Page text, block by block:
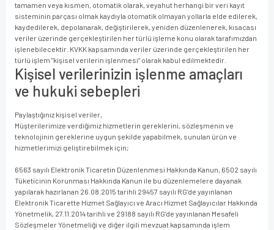
tamamen veya kısmen, otomatik olarak, veyahut herhangi bir veri kayıt
sisteminin parçası olmak kaydıyla otomatik olmayan yollarla elde edilerek,
kaydedilerek, depolanarak, değiştirilerek, yeniden düzenlenerek, kısacası
veriler üzerinde gerçekleştirilen her türlü işleme konu olarak tarafımızdan
işlenebilecektir. KVKK kapsamında veriler üzerinde gerçekleştirilen her
türlü işlem "kişisel verilerin işlenmesi” olarak kabul edilmektedir.
Kişisel verilerinizin işlenme amaçları
ve hukuki sebepleri
Paylaştığınız kişisel veriler,
Müşterilerimize verdiğimiz hizmetlerin gereklerini, sözleşmenin ve
teknolojinin gereklerine uygun şekilde yapabilmek, sunulan ürün ve
hizmetlerimizi geliştirebilmek için;
6563 sayılı Elektronik Ticaretin Düzenlenmesi Hakkında Kanun, 6502 sayılı
Tüketicinin Korunması Hakkında Kanun ile bu düzenlemelere dayanak
yapılarak hazırlanan 26.08.2015 tarihli 29457 sayılı RG’de yayınlanan
Elektronik Ticarette Hizmet Sağlayıcı ve Aracı Hizmet Sağlayıcılar Hakkında
Yönetmelik, 27.11.2014 tarihli ve 29188 sayılı RG’de yayınlanan Mesafeli
Sözleşmeler Yönetmeliği ve diğer ilgili mevzuat kapsamında işlem